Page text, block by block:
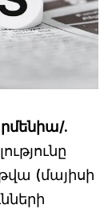
.
(մայիսի